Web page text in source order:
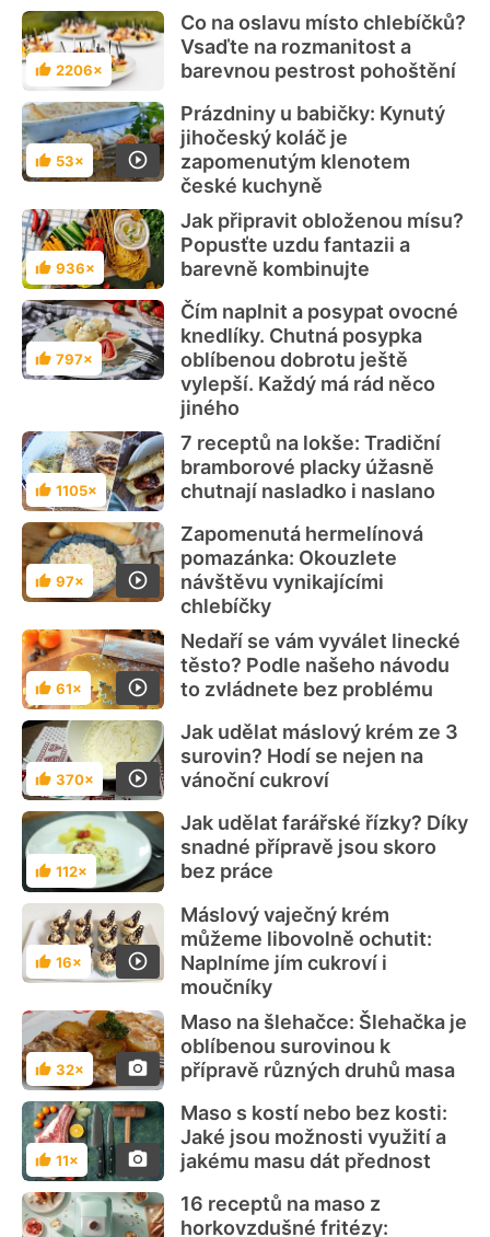
Hodnocení
2206×
Co na oslavu místo chlebíčků?
Vsaďte na rozmanitost a
barevnou pestrost pohoštění
Hodnocení
53×
Prázdniny u babičky: Kynutý
jihočeský koláč je
zapomenutým klenotem
české kuchyně
Hodnocení
936×
Jak připravit obloženou mísu?
Popusťte uzdu fantazii a
barevně kombinujte
Hodnocení
797×
Čím naplnit a posypat ovocné
knedlíky. Chutná posypka
oblíbenou dobrotu ještě
vylepší. Každý má rád něco
jiného
Hodnocení
1105×
7 receptů na lokše: Tradiční
bramborové placky úžasně
chutnají nasladko i naslano
Hodnocení
97×
Zapomenutá hermelínová
pomazánka: Okouzlete
návštěvu vynikajícími
chlebíčky
Hodnocení
61×
Nedaří se vám vyválet linecké
těsto? Podle našeho návodu
to zvládnete bez problému
Hodnocení
370×
Jak udělat máslový krém ze 3
surovin? Hodí se nejen na
vánoční cukroví
Hodnocení
112×
Jak udělat farářské řízky? Díky
snadné přípravě jsou skoro
bez práce
Hodnocení
16×
Máslový vaječný krém
můžeme libovolně ochutit:
Naplníme jím cukroví i
moučníky
Hodnocení
32×
Maso na šlehačce: Šlehačka je
oblíbenou surovinou k
přípravě různých druhů masa
Hodnocení
11×
Maso s kostí nebo bez kosti:
Jaké jsou možnosti využití a
jakému masu dát přednost
16 receptů na maso z
horkovzdušné fritézy: